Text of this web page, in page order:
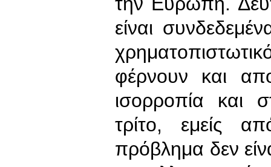
είναι
φέρνουν και
ισορροπία και
τρίτο, εμείς
πρόβλημα δεν